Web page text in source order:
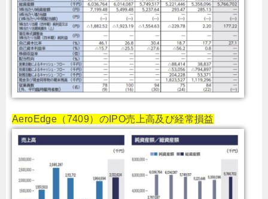
AeroEdge（7409）のIPO売上高及び経常損益